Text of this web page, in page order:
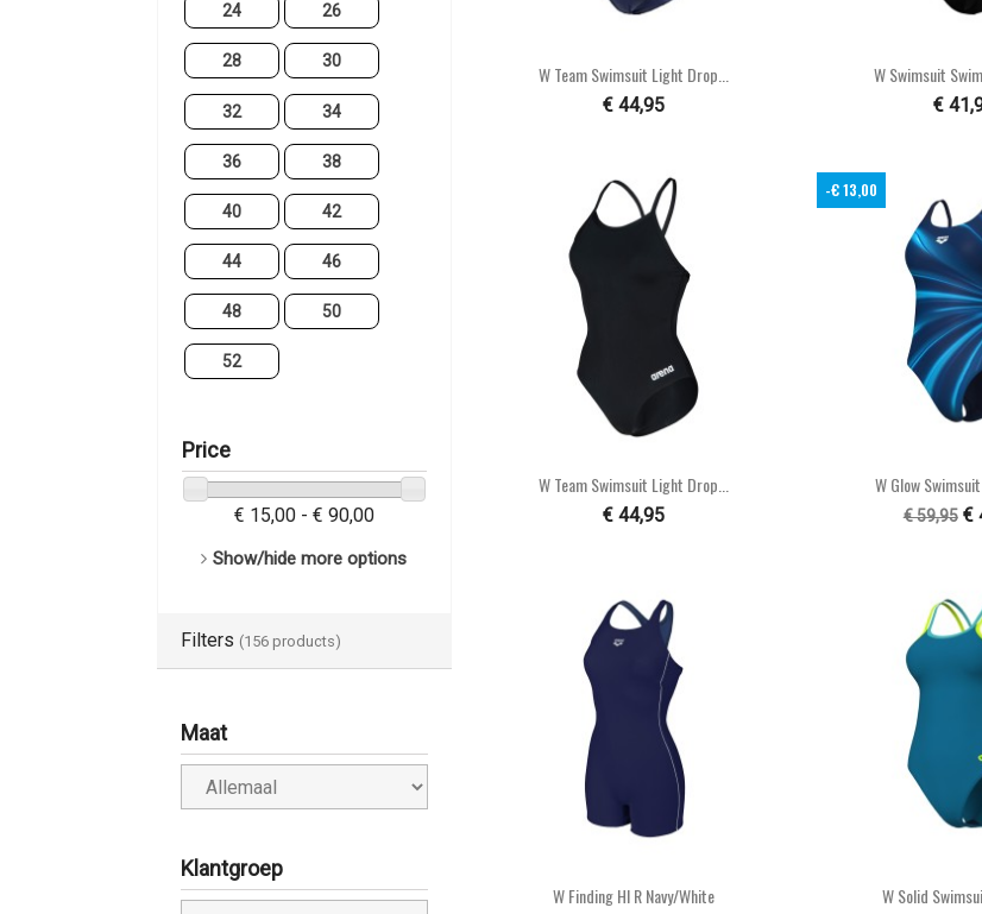
24 26
28 30
32 34
36 38
40 42
44 46
48 50
52
Price
€ 15,00 - € 90,00
Show/hide more options
Filters (156 products)
Maat
Klantgroep
 Snel bekijken
W Team Swimsuit Light Drop...
€ 44,95
Snel
W Swimsuit Swim
€
 Snel bekijken
W Team Swimsuit Light Drop...
€ 44,95
 Snel
W Glow
€ 59,95 €
-€ 13,00
Snel bekijken
W Finding Hl R Navy/white Snel
W Solid